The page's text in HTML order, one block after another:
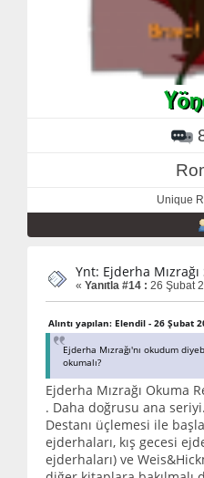
Unique
Ynt: Ejderha Mızrağı
« Yanıtla #14 : 26 Şubat
Alıntı yapılan: Elendil - 26 Şubat
Ejderha Mızrağı'nı okudum
okumalı?
Ejderha Mızrağı Okuma
. Daha doğrusu ana
Destanı üçlemesi ile
ejderhaları, kış gecesi
ejderhaları) ve